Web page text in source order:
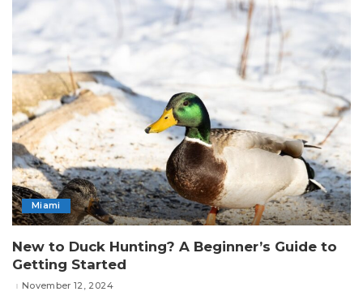
Miami
New to Duck Hunting? A Beginner’s Guide to
Getting Started
November 12, 2024